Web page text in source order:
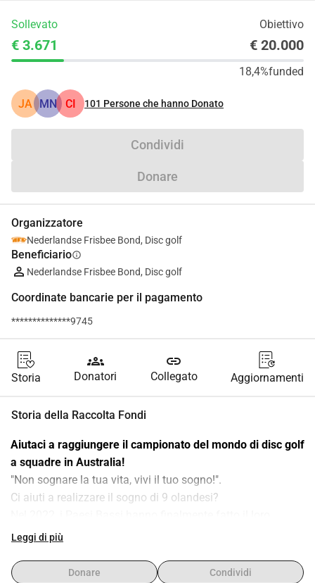
Sollevato Obiettivo
€ 3.671 € 20.000
18,4%funded
JA MN CI 101 Persone che hanno Donato
Condividi
Donare
Organizzatore
Nederlandse Frisbee Bond, Disc golf
Beneficiarioinfo
Nederlandse Frisbee Bond, Disc golf
Coordinate bancarie per il pagamento
**************9745
Storia
groups
Donatori
link
Collegato Aggiornamenti
Storia della Raccolta Fondi
Aiutaci a raggiungere il campionato del mondo di disc golf
a squadre in Australia!
"Non sognare la tua vita, vivi il tuo sogno!".
Ci aiuti a realizzare il sogno di 9 olandesi?
debutto nel campionato del mondo a squadre in Croazia, e
in Australia nel 2024. I migliori giocatori di disc golf dei
Leggi di più
Donare Condividi